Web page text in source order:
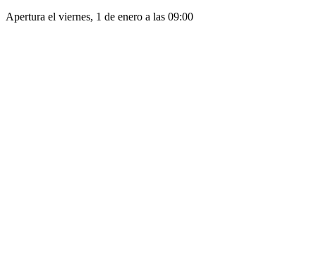
Apertura el viernes, 1 de enero a las 09:00